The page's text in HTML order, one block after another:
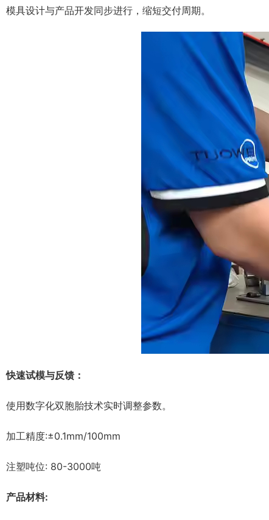
模具设计与产品开发同步进行，缩短交付周期。
快速试模与反馈：
使用数字化双胞胎技术实时调整参数。
加工精度:±0.1mm/100mm
注塑吨位: 80-3000吨
产品材料: